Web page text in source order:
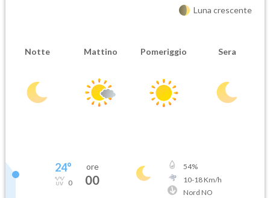
Luna crescente
Notte Mattino Pomeriggio Sera
24°
0
ore
00
54%
10-18Km/h
Nord NO